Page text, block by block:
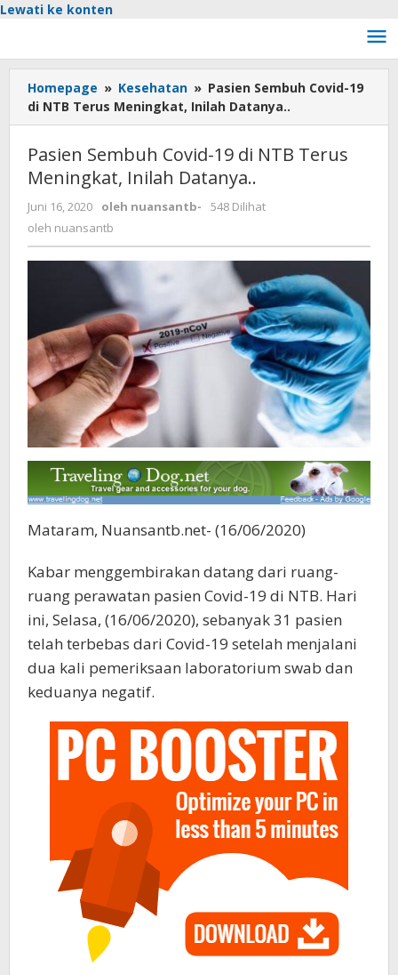
Lewati ke konten
Homepage » Kesehatan » Pasien Sembuh Covid-19
di NTB Terus Meningkat, Inilah Datanya..
Pasien Sembuh Covid-19 di NTB Terus
Meningkat, Inilah Datanya..
Juni 16, 2020 oleh nuansantb-
548 Dilihat
oleh nuansantb
Mataram, Nuansantb.net- (16/06/2020)
Kabar menggembirakan datang dari ruang-
ruang perawatan pasien Covid-19 di NTB. Hari
ini, Selasa, (16/06/2020), sebanyak 31 pasien
telah terbebas dari Covid-19 setelah menjalani
dua kali pemeriksaan laboratorium swab dan
keduanya negatif.